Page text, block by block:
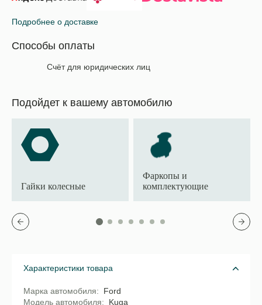
Подробнее о доставке
Способы оплаты
Счёт для юридических лиц
Подойдет к вашему автомобилю
Гайки колесные
Фаркопы и
комплектующие
Характеристики товара
Марка автомобиля
Ford
Модель автомобиля
Kuga